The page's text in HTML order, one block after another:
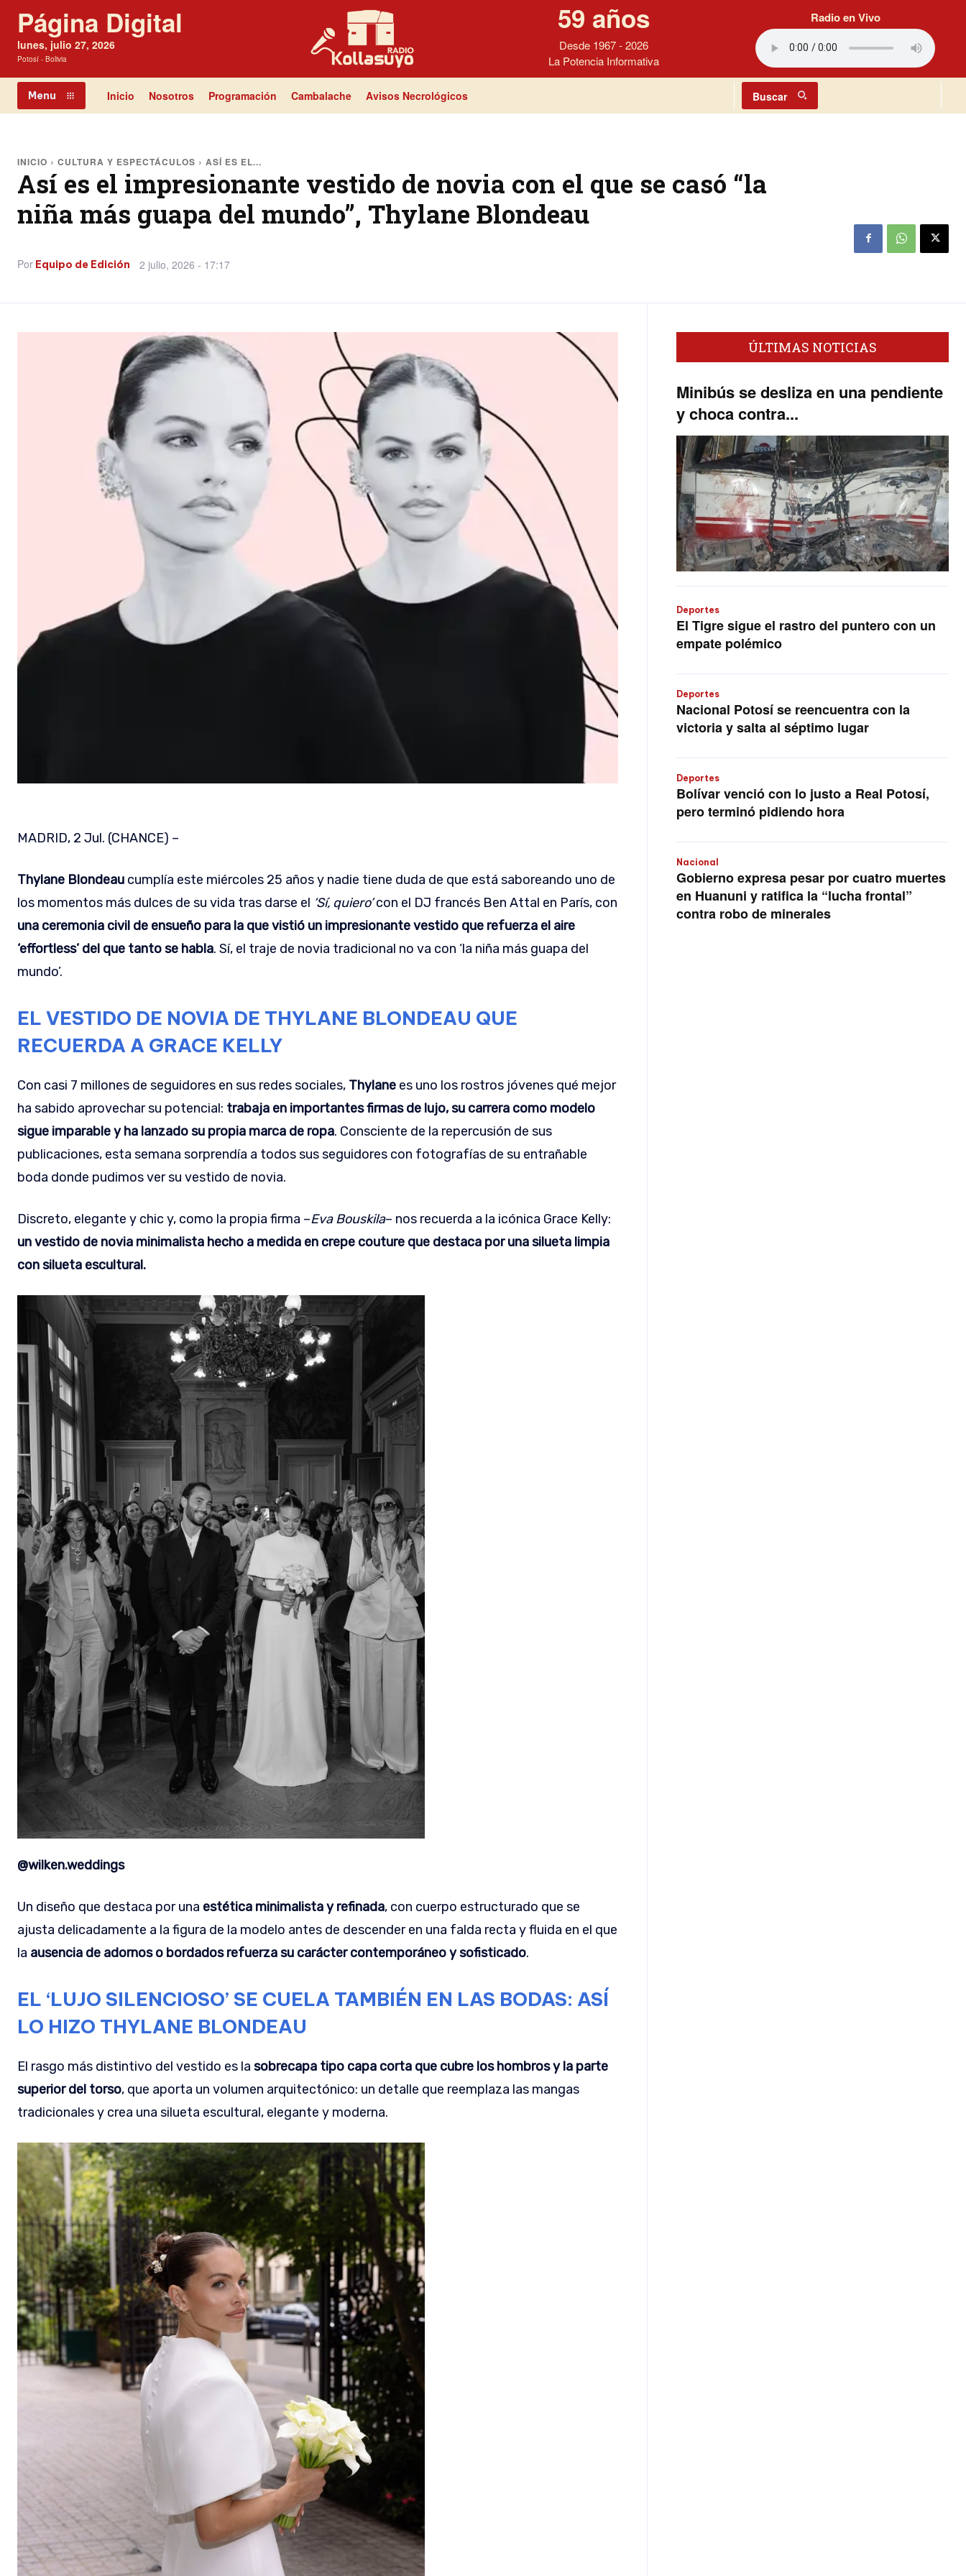
Página Digital
lunes, julio 27, 2026
Potosí - Bolivia
59 años
Desde 1967 - 2026
La Potencia Informativa
Radio en Vivo
Menu Inicio Nosotros Programación Cambalache Avisos Necrológicos Buscar
INICIO CULTURA Y ESPECTÁCULOS ASÍ ES EL...
Así es el impresionante vestido de novia con el que se casó “la
niña más guapa del mundo”, Thylane Blondeau
Por Equipo de Edición 2 julio, 2026 - 17:17
MADRID, 2 Jul. (CHANCE) –
Thylane Blondeau cumplía este miércoles 25 años y nadie tiene duda de que está saboreando uno de
los momentos más dulces de su vida tras darse el ‘Sí, quiero’con el DJ francés Ben Attal en París, con
una ceremonia civil de ensueño para la que vistió un impresionante vestido que refuerza el aire
‘effortless’ del que tanto se habla. Sí, el traje de novia tradicional no va con ‘la niña más guapa del
mundo’.
EL VESTIDO DE NOVIA DE THYLANE BLONDEAU QUE
RECUERDA A GRACE KELLY
Con casi 7 millones de seguidores en sus redes sociales, Thylane es uno los rostros jóvenes qué mejor
ha sabido aprovechar su potencial: trabaja en importantes firmas de lujo, su carrera como modelo
sigue imparable y ha lanzado su propia marca de ropa. Consciente de la repercusión de sus
publicaciones, esta semana sorprendía a todos sus seguidores con fotografías de su entrañable
boda donde pudimos ver su vestido de novia.
Discreto, elegante y chic y, como la propia firma –Eva Bouskila– nos recuerda a la icónica Grace Kelly:
un vestido de novia minimalista hecho a medida en crepe couture que destaca por una silueta limpia
con silueta escultural.
@wilken.weddings
Un diseño que destaca por una estética minimalista y refinada, con cuerpo estructurado que se
ajusta delicadamente a la figura de la modelo antes de descender en una falda recta y fluida en el que
la ausencia de adornos o bordados refuerza su carácter contemporáneo y sofisticado.
EL ‘LUJO SILENCIOSO’ SE CUELA TAMBIÉN EN LAS BODAS: ASÍ
LO HIZO THYLANE BLONDEAU
El rasgo más distintivo del vestido es la sobrecapa tipo capa corta que cubre los hombros y la parte
superior del torso, que aporta un volumen arquitectónico: un detalle que reemplaza las mangas
tradicionales y crea una silueta escultural, elegante y moderna.
ÚLTIMAS NOTICIAS
Minibús se desliza en una pendiente
y choca contra...
Deportes
El Tigre sigue el rastro del puntero con un
empate polémico
Deportes
Nacional Potosí se reencuentra con la
victoria y salta al séptimo lugar
Deportes
Bolívar venció con lo justo a Real Potosí,
pero terminó pidiendo hora
Nacional
Gobierno expresa pesar por cuatro muertes
en Huanuni y ratifica la “lucha frontal”
contra robo de minerales